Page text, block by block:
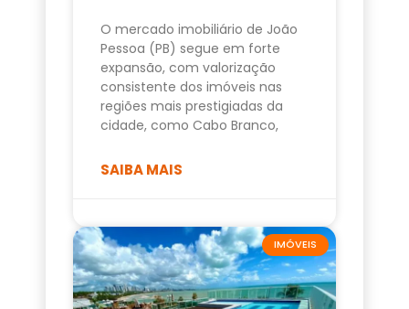
O mercado imobiliário de João
Pessoa (PB) segue em forte
expansão, com valorização
consistente dos imóveis nas
regiões mais prestigiadas da
cidade, como Cabo Branco,
SAIBA MAIS
IMÓVEIS